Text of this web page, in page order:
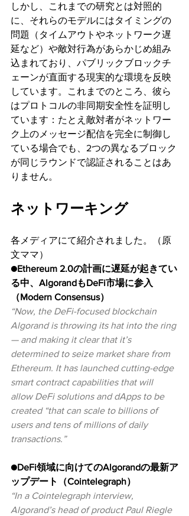
しかし、これまでの研究とは対照的
に、それらのモデルにはタイミングの
問題（タイムアウトやネットワーク遅
延など）や敵対行為があらかじめ組み
込まれており、パブリックブロックチ
ェーンが直面する現実的な環境を反映
しています。これまでのところ、彼ら
はプロトコルの非同期安全性を証明し
ています：たとえ敵対者がネットワー
ク上のメッセージ配信を完全に制御し
ている場合でも、2つの異なるブロック
が同じラウンドで認証されることはあ
りません。
ネットワーキング
各メディアにて紹介されました。（原
文ママ）
●Ethereum 2.0の計画に遅延が起きてい
る中、AlgorandもDeFi市場に参入
（Modern Consensus）
“Now, the DeFi-focused blockchain
Algorand is throwing its hat into the ring
— and making it clear that it’s
determined to seize market share from
Ethereum. It has launched cutting-edge
smart contract capabilities that will
allow DeFi solutions and dApps to be
created “that can scale to billions of
users and tens of millions of daily
transactions.”
●DeFi領域に向けてのAlgorandの最新ア
ップデート（Cointelegraph）
“In a Cointelegraph interview,
Algorand’s head of product Paul Riegle